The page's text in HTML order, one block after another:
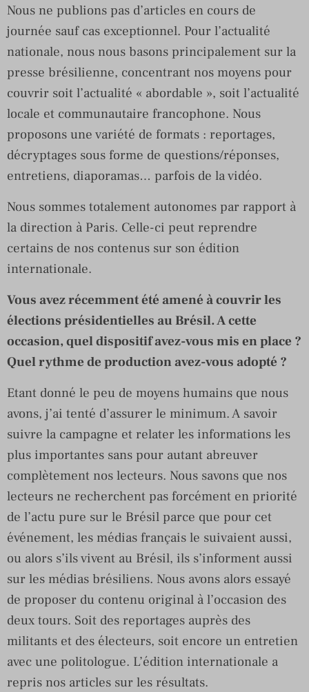
Nous ne publions pas d’articles en cours de
journée sauf cas exceptionnel. Pour l’actualité
nationale, nous nous basons principalement sur la
presse brésilienne, concentrant nos moyens pour
couvrir soit l’actualité « abordable », soit l’actualité
locale et communautaire francophone. Nous
proposons une variété de formats : reportages,
décryptages sous forme de questions/réponses,
entretiens, diaporamas… parfois de la vidéo.
Nous sommes totalement autonomes par rapport à
la direction à Paris. Celle-ci peut reprendre
certains de nos contenus sur son édition
internationale.
Vous avez récemment été amené à couvrir les
élections présidentielles au Brésil. A cette
occasion, quel dispositif avez-vous mis en place ?
Quel rythme de production avez-vous adopté ?
Etant donné le peu de moyens humains que nous
avons, j’ai tenté d’assurer le minimum. A savoir
suivre la campagne et relater les informations les
plus importantes sans pour autant abreuver
complètement nos lecteurs. Nous savons que nos
lecteurs ne recherchent pas forcément en priorité
de l’actu pure sur le Brésil parce que pour cet
événement, les médias français le suivaient aussi,
ou alors s’ils vivent au Brésil, ils s’informent aussi
sur les médias brésiliens. Nous avons alors essayé
de proposer du contenu original à l’occasion des
deux tours. Soit des reportages auprès des
militants et des électeurs, soit encore un entretien
avec une politologue. L’édition internationale a
repris nos articles sur les résultats.